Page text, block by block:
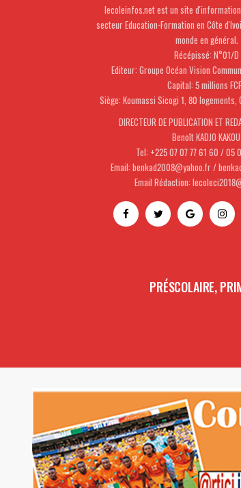
lecoleinfos.net est un site
secteur Education-Formation en Côte
monde en général.
Récépissé: N°01/D
Editeur: Groupe Océan Vision
Capital: 5 millions
Siège: Koumassi Sicogi 1, 80
DIRECTEUR DE PUBLICATION ET
Benoît KADJO KAKOU
Tel: +225 07 07 77 61 60 / 05
Email: benkad2008@yahoo.fr /
Email Rédaction:
PRÉSCOLAIRE,